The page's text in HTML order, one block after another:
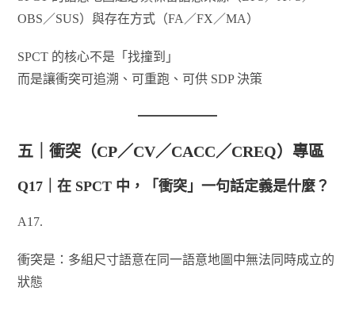
OBS／SUS）與存在方式（FA／FX／MA）
SPCT 的核心不是「找撞到」
而是讓衝突可追溯、可重跑、可供 SDP 決策
五｜衝突（CP／CV／CACC／CREQ）專區
Q17｜在 SPCT 中，「衝突」一句話定義是什麼？
A17.
衝突是：多組尺寸語意在同一語意地圖中無法同時成立的
狀態